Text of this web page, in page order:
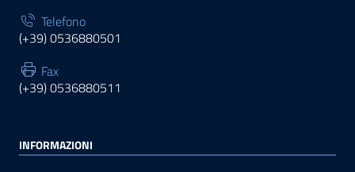
Telefono
(+39) 0536880501
Fax
(+39) 0536880511
INFORMAZIONI